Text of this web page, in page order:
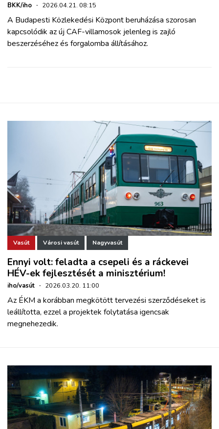
BLOG
BKK/iho · 2026.04.21. 08:15
A Budapesti Közlekedési Központ beruházása szorosan
kapcsolódik az új CAF-villamosok jelenleg is zajló
beszerzéséhez és forgalomba állításához.
Vasút Városi vasút Nagyvasút
Ennyi volt: feladta a csepeli és a ráckevei
HÉV-ek fejlesztését a minisztérium!
iho/vasút · 2026.03.20. 11:00
Az ÉKM a korábban megkötött tervezési szerződéseket is
leállította, ezzel a projektek folytatása igencsak
megnehezedik.